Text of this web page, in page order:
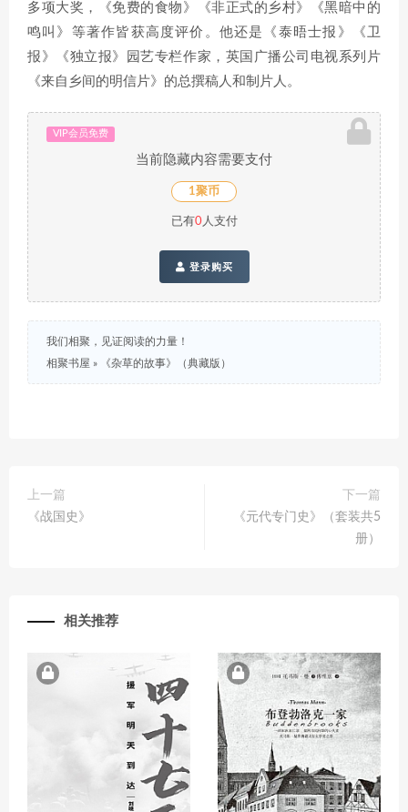
多项大奖，《免费的食物》《非正式的乡村》《黑暗中的
鸣叫》等著作皆获高度评价。他还是《泰晤士报》《卫
报》《独立报》园艺专栏作家，英国广播公司电视系列片
《来自乡间的明信片》的总撰稿人和制片人。
VIP会员免费
当前隐藏内容需要支付
1聚币
已有0人支付
登录购买
我们相聚，见证阅读的力量！
相聚书屋 » 《杂草的故事》（典藏版）
上一篇
《战国史》
下一篇
《元代专门史》（套装共5
册）
相关推荐